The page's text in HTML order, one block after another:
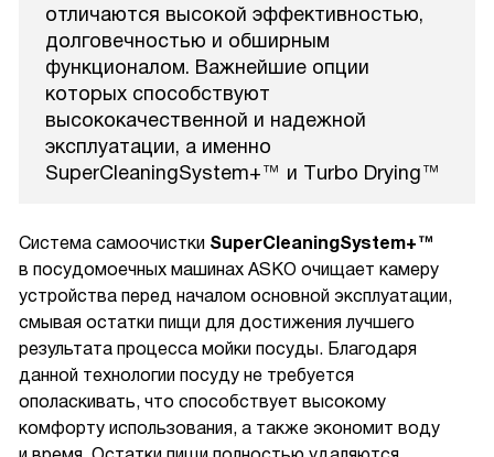
отличаются высокой эффективностью,
долговечностью и обширным
функционалом. Важнейшие опции
которых способствуют
высококачественной и надежной
эксплуатации, а именно
SuperCleaningSystem+™ и Тurbo Drying™
Система самоочистки SuperCleaningSystem+™
в посудомоечных машинах ASKO очищает камеру
устройства перед началом основной эксплуатации,
смывая остатки пищи для достижения лучшего
результата процесса мойки посуды. Благодаря
данной технологии посуду не требуется
ополаскивать, что способствует высокому
комфорту использования, а также экономит воду